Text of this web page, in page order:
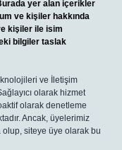
yer alan içerikler
ve kişiler hakkında
kişiler ile isim
bilgiler taslak
ve İletişim
olarak hizmet
olarak denetleme
Ancak, üyelerimiz
olup, siteye üye olarak bu